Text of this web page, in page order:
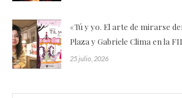
«Tú y yo. El arte de mirarse
Plaza y Gabriele Clima en la
25 julio, 2026